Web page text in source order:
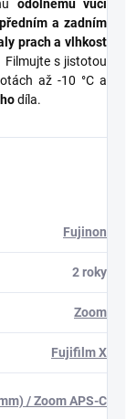
odolnému vůči
a zadním
prach a vlhkost
Filmujte s jistotou
až -10 °C a
díla.
Fujinon
2 roky
Zoom
Fujifilm X
/ Zoom APS-C